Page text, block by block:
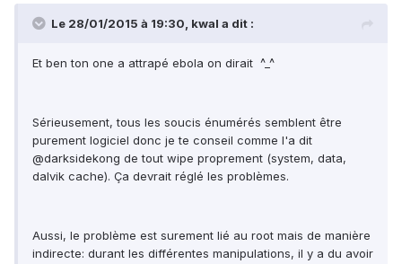
Le 28/01/2015 à 19:30, kwal a dit :
Et ben ton one a attrapé ebola on dirait ^_^
Sérieusement, tous les soucis énumérés semblent être
purement logiciel donc je te conseil comme l'a dit
@darksidekong de tout wipe proprement (system, data,
dalvik cache). Ça devrait réglé les problèmes.
Aussi, le problème est surement lié au root mais de manière
indirecte: durant les différentes manipulations, il y a du avoir